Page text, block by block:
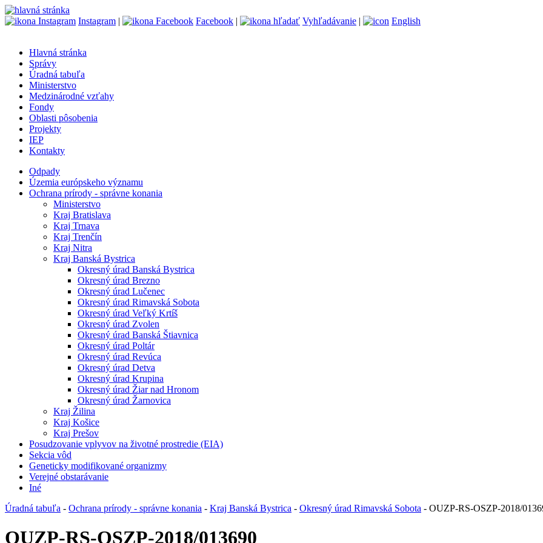
Instagram | Facebook | Vyhľadávanie | English
Hlavná stránka
Správy
Úradná tabuľa
Ministerstvo
Medzinárodné vzťahy
Fondy
Oblasti pôsobenia
Projekty
IEP
Kontakty
Odpady
Územia európskeho významu
Ochrana prírody - správne konania
Ministerstvo
Kraj Bratislava
Kraj Trnava
Kraj Trenčín
Kraj Nitra
Kraj Banská Bystrica
Okresný úrad Banská Bystrica
Okresný úrad Brezno
Okresný úrad Lučenec
Okresný úrad Rimavská Sobota
Okresný úrad Veľký Krtíš
Okresný úrad Zvolen
Okresný úrad Banská Štiavnica
Okresný úrad Poltár
Okresný úrad Revúca
Okresný úrad Detva
Okresný úrad Krupina
Okresný úrad Žiar nad Hronom
Okresný úrad Žarnovica
Kraj Žilina
Kraj Košice
Kraj Prešov
Posudzovanie vplyvov na životné prostredie (EIA)
Sekcia vôd
Geneticky modifikované organizmy
Verejné obstarávanie
Iné
Úradná tabuľa - Ochrana prírody - správne konania - Kraj Banská Bystrica - Okresný úrad Rimavská Sobota - OUZP-RS-OSZP-2018/
OUZP-RS-OSZP-2018/013690